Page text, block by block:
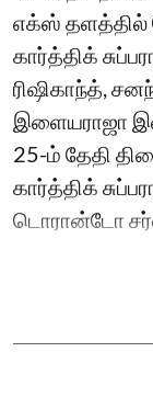
எக்ஸ் தளத்தில்
கார்த்திக்
ரிஷிகாந்த்,
இளையராஜா
25-ம் தேதி
கார்த்திக்
டொரான்டோ